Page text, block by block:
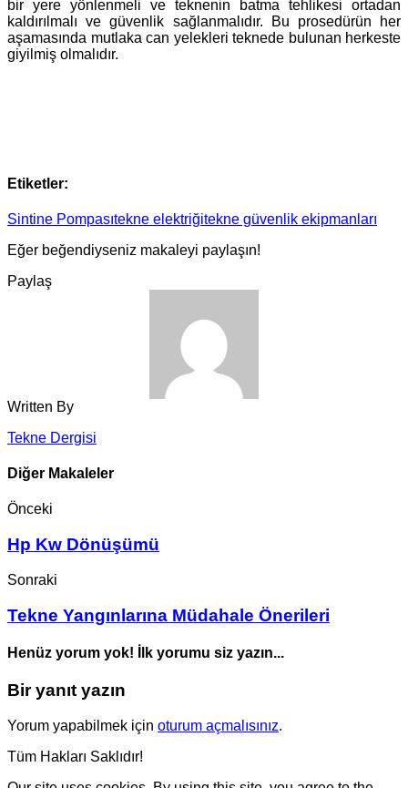
bir yere yönlenmeli ve teknenin batma tehlikesi ortadan
kaldırılmalı ve güvenlik sağlanmalıdır. Bu prosedürün her
aşamasında mutlaka can yelekleri teknede bulunan herkeste
giyilmiş olmalıdır.
Etiketler:
Sintine Pompasıtekne elektriğitekne güvenlik ekipmanları
Eğer beğendiyseniz makaleyi paylaşın!
Paylaş
Written By
Tekne Dergisi
Diğer Makaleler
Önceki
Hp Kw Dönüşümü
Sonraki
Tekne Yangınlarına Müdahale Önerileri
Henüz yorum yok! İlk yorumu siz yazın...
Bir yanıt yazın
Yorum yapabilmek için oturum açmalısınız.
Tüm Hakları Saklıdır!